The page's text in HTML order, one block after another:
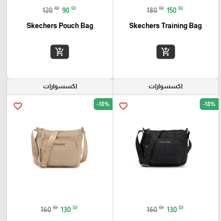
180 ₪ 150 ₪
Skechers Training Bag
add_shopping_cart
120 ₪ 90 ₪
Skechers Pouch Bag
add_shopping_cart
اكسسوارات
favorite_border -18%
160 ₪ 130 ₪
اكسسوارات
favorite_border -18%
160 ₪ 130 ₪